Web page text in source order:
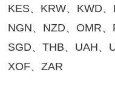
KES、KRW、KWD
NGN、NZD、OMR、
SGD、THB、UAH、
XOF、ZAR